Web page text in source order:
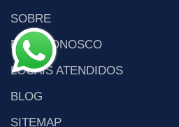
SOBRE
FALE CONOSCO
LOCAIS ATENDIDOS
BLOG
SITEMAP